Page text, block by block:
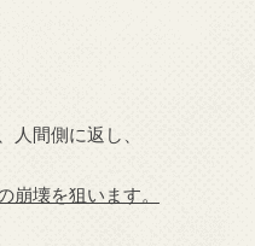
人間側に返し、
崩壊を狙います。